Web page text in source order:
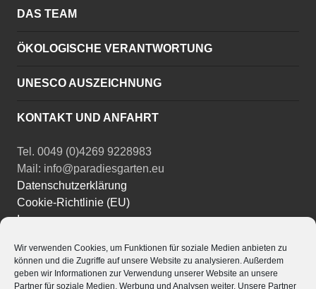
Wir verwenden Cookies, um Funktionen für soziale Medien anbieten zu
können und die Zugriffe auf unsere Website zu analysieren. Außerdem
geben wir Informationen zur Verwendung unserer Website an unsere
Partner für soziale Medien, Werbung und Analysen weiter. Unsere Partner
DAS TEAM
ÖKOLOGISCHE VERANTWORTUNG
UNESCO AUSZEICHNUNG
KONTAKT UND ANFAHRT
Tel. 0049 (0)4269 9228983
Mail: info@paradiesgarten.eu
Datenschutzerklärung
Cookie-Richtlinie (EU)
Impressum
Instagram
Facebook